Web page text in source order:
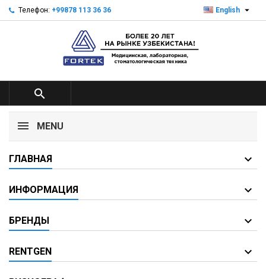
Телефон: +99878 113 36 36 English 

MENU
ГЛАВНАЯ
ИНФОРМАЦИЯ
БРЕНДЫ
RENTGEN